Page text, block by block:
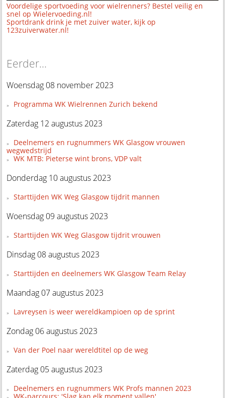
Voordelige sportvoeding voor wielrenners? Bestel veilig en
snel op Wielervoeding.nl!
Sportdrank drink je met zuiver water, kijk op
123zuiverwater.nl!
Eerder...
Woensdag 08 november 2023
Programma WK Wielrennen Zurich bekend
Zaterdag 12 augustus 2023
Deelnemers en rugnummers WK Glasgow vrouwen
wegwedstrijd
WK MTB: Pieterse wint brons, VDP valt
Donderdag 10 augustus 2023
Starttijden WK Weg Glasgow tijdrit mannen
Woensdag 09 augustus 2023
Starttijden WK Weg Glasgow tijdrit vrouwen
Dinsdag 08 augustus 2023
Starttijden en deelnemers WK Glasgow Team Relay
Maandag 07 augustus 2023
Lavreysen is weer wereldkampioen op de sprint
Zondag 06 augustus 2023
Van der Poel naar wereldtitel op de weg
Zaterdag 05 augustus 2023
Deelnemers en rugnummers WK Profs mannen 2023